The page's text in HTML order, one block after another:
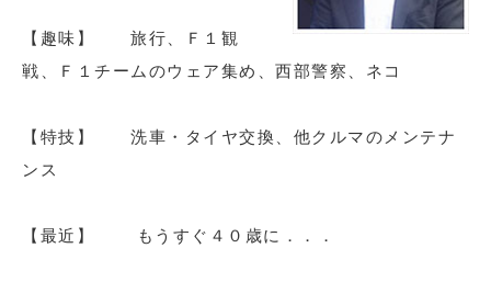
【趣味】 旅行、Ｆ１観
戦、Ｆ１チームのウェア集め、西部警察、ネコ
【特技】 洗車・タイヤ交換、他クルマのメンテナ
ンス
【最近】 もうすぐ４０歳に．．．